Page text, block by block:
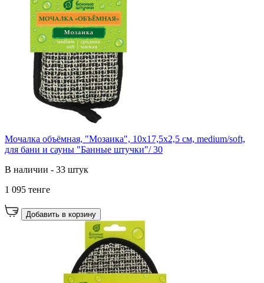
Мочалка объёмная, "Мозаика", 10х17,5х2,5 см, medium/soft,
для бани и сауны "Банные штучки"/ 30
В наличии - 33 штук
1 095 тенге
Добавить в корзину